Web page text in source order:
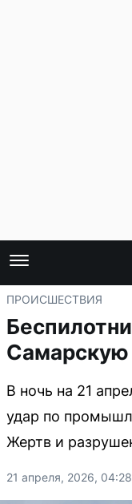
ПРОИСШЕСТВИЯ
Самарскую
В ночь на 21
удар по
Жертв и
21 апреля, 2026, 04:28